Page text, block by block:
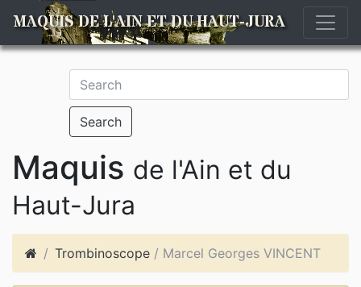
MAQUIS DE L'AIN ET DU HAUT-JURA
Search
Maquis de l'Ain et du
Haut-Jura
Trombinoscope / Marcel Georges VINCENT